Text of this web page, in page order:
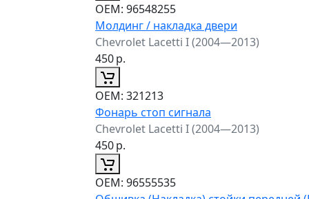
ОЕМ: 96548255
Молдинг / накладка двери
Chevrolet Lacetti I (2004—2013)
450р.
ОЕМ: 321213
Фонарь стоп сигнала
Chevrolet Lacetti I (2004—2013)
450р.
ОЕМ: 96555535